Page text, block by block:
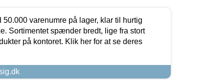
50.000 varenumre på lager, klar til hurtig
Sortimentet spænder bredt, lige fra stort
på kontoret. Klik her for at se deres